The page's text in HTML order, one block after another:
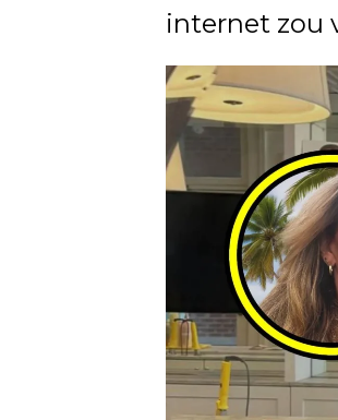
internet zou